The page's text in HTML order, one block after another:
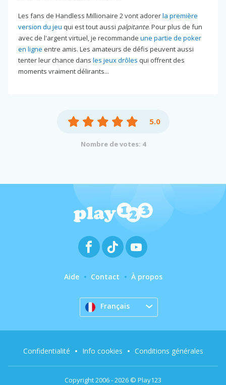
Les fans de Handless Millionaire 2 vont adorerla première
version du jeu qui est tout aussi palpitante. Pour plus de fun
avec de l'argent virtuel, je recommande une partie de poker
en ligne entre amis. Les amateurs de défis peuvent aussi
tenter leur chance dans les jeux drôles qui offrent des
moments vraiment délirants...
5.0
Nombre de votes: 4
Aide Contact À propos
Français
Copyright 2006 - 2026 © Play123
Confidentialité Info cookies Conditions générales